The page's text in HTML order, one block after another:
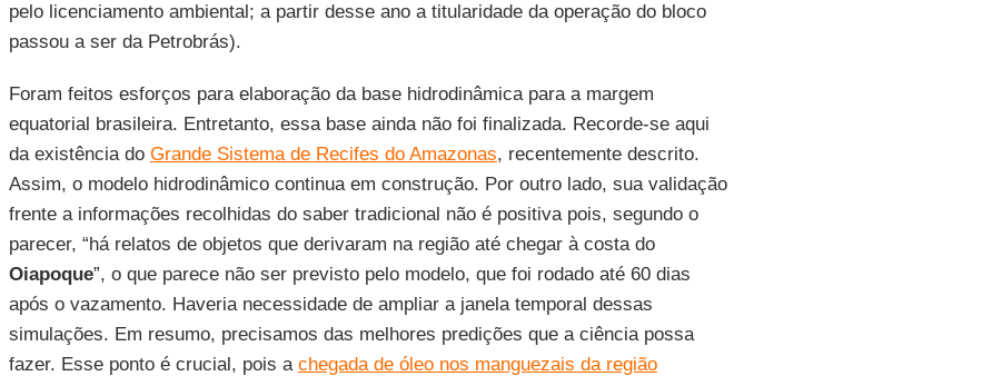
pelo licenciamento ambiental; a partir desse ano a titularidade da operação do bloco
passou a ser da Petrobrás).
Foram feitos esforços para elaboração da base hidrodinâmica para a margem
equatorial brasileira. Entretanto, essa base ainda não foi finalizada. Recorde-se aqui
da existência do Grande Sistema de Recifes do Amazonas, recentemente descrito.
Assim, o modelo hidrodinâmico continua em construção. Por outro lado, sua validação
frente a informações recolhidas do saber tradicional não é positiva pois, segundo o
parecer, “há relatos de objetos que derivaram na região até chegar à costa do
Oiapoque”, o que parece não ser previsto pelo modelo, que foi rodado até 60 dias
após o vazamento. Haveria necessidade de ampliar a janela temporal dessas
simulações. Em resumo, precisamos das melhores predições que a ciência possa
fazer. Esse ponto é crucial, pois a chegada de óleo nos manguezais da região